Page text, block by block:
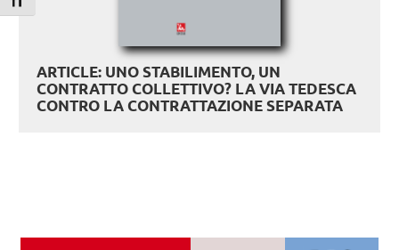
ARTICLE: UNO STABILIMENTO, UN
CONTRATTO COLLETTIVO? LA VIA TEDESCA
CONTRO LA CONTRATTAZIONE SEPARATA